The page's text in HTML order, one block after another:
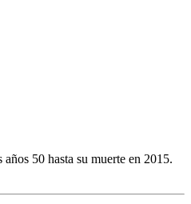
50 hasta su muerte en 2015.